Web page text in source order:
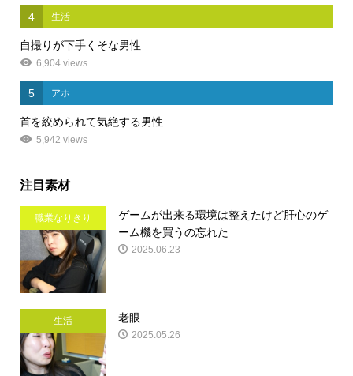
4 生活
自撮りが下手くそな男性
6,904 views
5 アホ
首を絞められて気絶する男性
5,942 views
注目素材
職業なりきり
ゲームが出来る環境は整えたけど肝心のゲ
ーム機を買うの忘れた
2025.06.23
生活 老眼
2025.05.26